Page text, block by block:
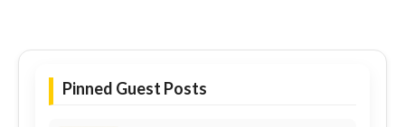
Pinned Guest Posts